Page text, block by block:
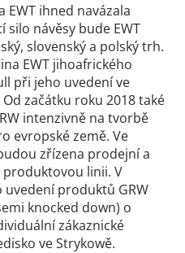
EWT ihned navázala
silo návěsy bude EWT
slovenský a polský trh.
EWT jihoafrického
při jeho uvedení ve
začátku roku 2018 také
intenzivně na tvorbě
evropské země. Ve
zřízena prodejní a
linii. V
produktů GRW
knocked down) o
zákaznické
ve Strykowě.